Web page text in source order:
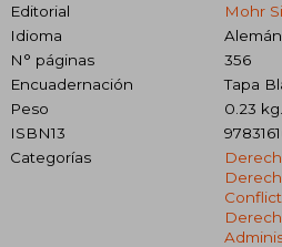
Editorial
Mohr
Idioma
Alemán
N° páginas
356
Encuadernación
Tapa
Peso
0.23 kg.
ISBN13
Categorías